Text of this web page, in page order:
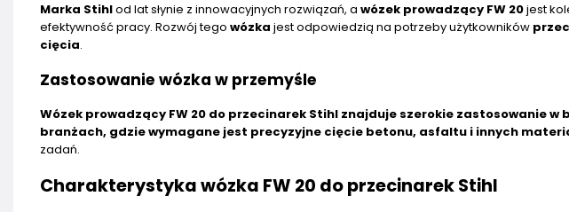
Marka Stihlod lat słynie z innowacyjnych rozwiązań, a wózek prowadzący FW 20jest
efektywność pracy. Rozwój tego wózka jest odpowiedzią na potrzeby użytkowników
cięcia.
Zastosowanie wózka w przemyśle
Wózek prowadzący FW 20 do przecinarek Stihl znajduje szerokie zastosowanie
branżach, gdzie wymagane jest precyzyjne cięcie betonu, asfaltu i innych
zadań.
Charakterystyka wózka FW 20 do przecinarek Stihl